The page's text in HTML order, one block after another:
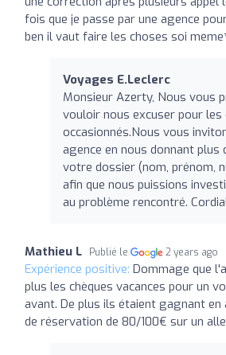
fois que je passe par une agence
ben il vaut faire les choses soi
Voyages E.Leclerc
Monsieur Azerty, Nous vous
vouloir nous excuser pour
occasionnés.Nous vous
agence en nous donnant plus
votre dossier (nom, prénom,
afin que nous puissions
au problème rencontré.
Mathieu L Publié le 2 years ago
Expérience positive: Dommage que
plus les chèques vacances pour un
avant. De plus ils étaient gagnant en
de réservation de 80/100€ sur un